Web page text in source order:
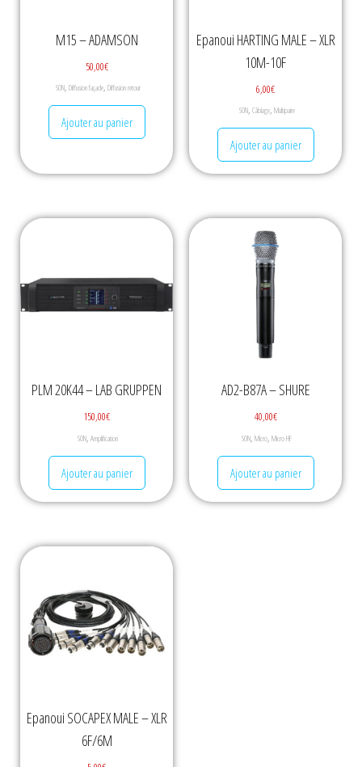
M15 – ADAMSON
50,00€
SON, Diffusion façade, Diffusion retour
Ajouter au panier
Epanoui HARTING MALE – XLR
10M-10F
6,00€
SON, Câblage, Multipaire
Ajouter au panier
PLM 20K44 – LAB GRUPPEN
150,00€
SON, Amplification
Ajouter au panier
AD2-B87A – SHURE
40,00€
SON, Micro, Micro HF
Ajouter au panier
Epanoui SOCAPEX MALE – XLR
6F/6M